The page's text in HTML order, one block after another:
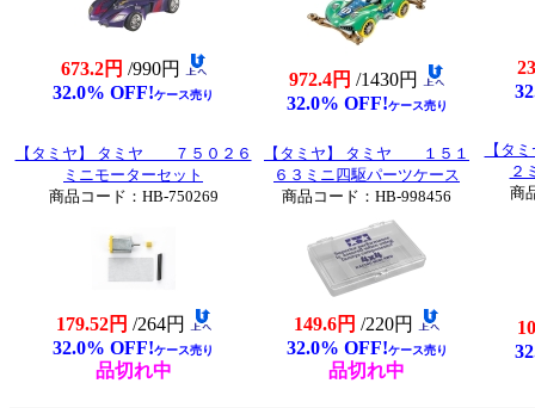
673.2円 /990円
32.0% OFF!ケース売り
972.4円 /1430円
32.0% OFF!ケース売り
【タミヤ】 タミヤ ７５０２６
ミニモーターセット
商品コード：HB-750269
179.52円 /264円
32.0% OFF!ケース売り
品切れ中
【タミヤ】 タミヤ １５１
６３ミニ四駆パーツケース
商品コード：HB-998456
149.6円 /220円
32.0% OFF!ケース売り
品切れ中
【タ
２
商